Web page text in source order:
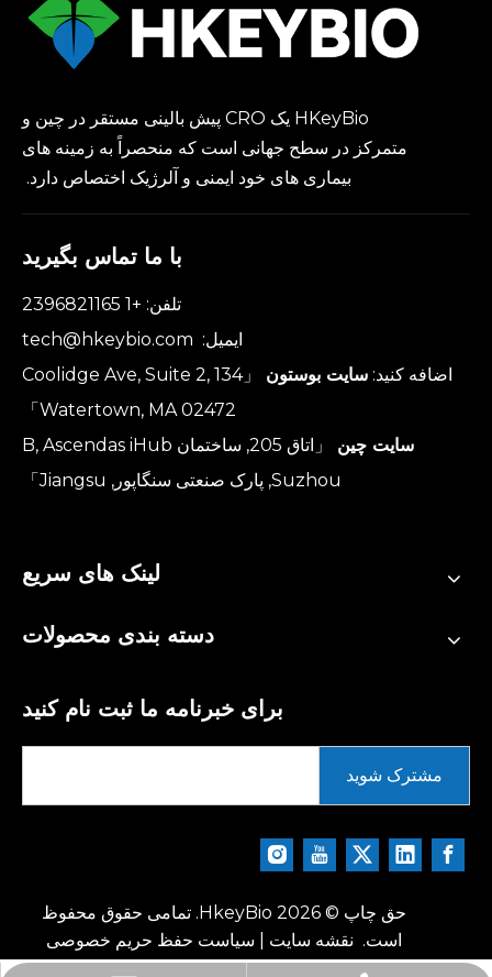
HKeyBio یک CRO پیش بالینی مستقر در چین و
متمرکز در سطح جهانی است که منحصراً به زمینه های
بیماری های خود ایمنی و آلرژیک اختصاص دارد.
با ما تماس بگیرید
تلفن: +1 2396821165
ایمیل: tech@hkeybio.com
اضافه کنید: سایت بوستون
「134 Coolidge Ave, Suite 2,
Watertown, MA 02472」
سایت چین
「اتاق 205, ساختمان B, Ascendas iHub
Suzhou, پارک صنعتی سنگاپور, Jiangsu」
لینک های سریع
دسته بندی محصولات
برای خبرنامه ما ثبت نام کنید
مشترک شوید
حق چاپ © 2026
HkeyBio. تمامی حقوق محفوظ
است. نقشه سایت سیاست حفظ حریم خصوصی